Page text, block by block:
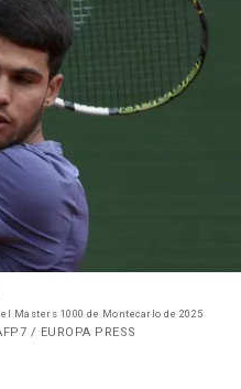
Masters 1000 de Montecarlo de 2025
/ EUROPA PRESS